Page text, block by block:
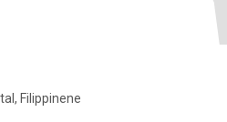
Filippinene